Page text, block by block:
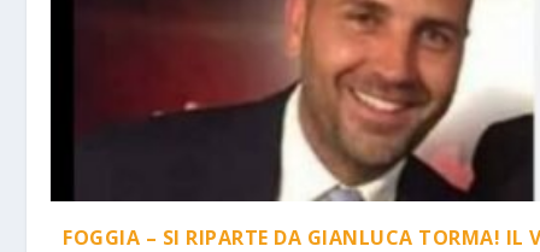
FOGGIA – SI RIPARTE DA GIANLUCA TORMA! IL